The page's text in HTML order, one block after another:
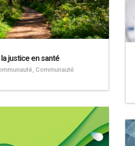
justice en santé
, Communauté